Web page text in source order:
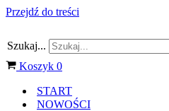
Przejdź do treści
Szukaj...
Koszyk 0
START
NOWOŚCI